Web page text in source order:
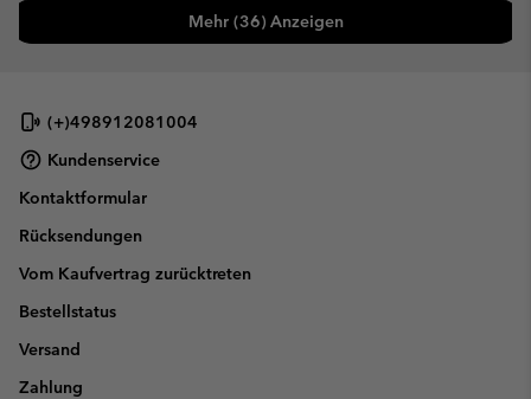
Mehr (36) Anzeigen
(+)498912081004
Kundenservice
Kontaktformular
Rücksendungen
Vom Kaufvertrag zurücktreten
Bestellstatus
Versand
Zahlung